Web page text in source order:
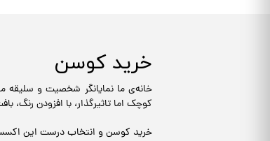
خرید کوسن
خانه‌ی ما نمایانگر شخصیت و سلیقه‌
کوچک اما تاثیرگذار، با افزودن رنگ،
خرید کوسن و انتخاب درست این